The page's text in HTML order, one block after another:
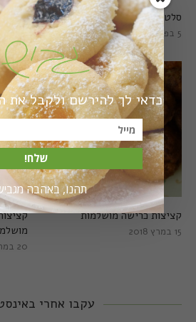
סלט פלפלים טרי וצבעוני
5 בפברואר 2021
20 במרץ 2018
6
קציצות כרישה מושלמות
15 במרץ 2018
עקבו אחרי
כדאי לך להירשם ולקבל את
שלח!
תהנו, באהבה